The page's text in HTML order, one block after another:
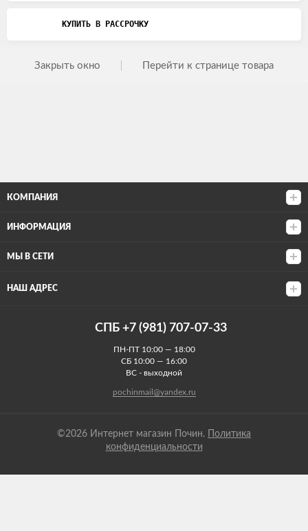
КУПИТЬ В РАССРОЧКУ
Закрыть окно Перейти к странице товара
КОМПАНИЯ
ИНФОРМАЦИЯ
МЫ В СЕТИ
НАШ АДРЕС
СПБ +7 (981) 707-07-33
ПН-ПТ 10:00 — 18:00
СБ 10:00 — 16:00
ВС - выходной
pochinmail@yandex.ru
©2026 Интернет магазин Почин.
Политика
конфиденциальности